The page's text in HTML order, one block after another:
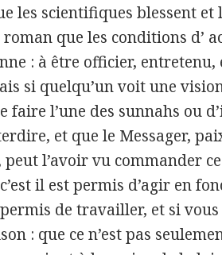
les scientifiques blessent et
que les conditions d’
: à être officier,
si quelqu’un voit une
faire l’une des sunnahs ou
et que le Messager,
l’avoir vu commander
il est permis d’agir en
de travailler, et si
: que ce n’est pas